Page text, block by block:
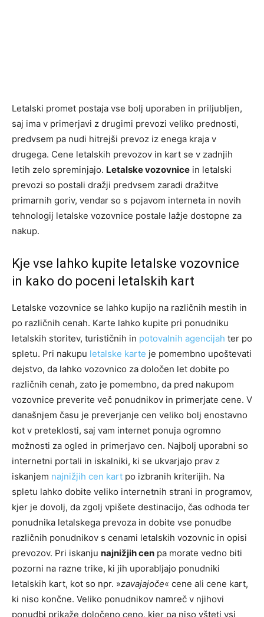
Letalski promet postaja vse bolj uporaben in priljubljen,
saj ima v primerjavi z drugimi prevozi veliko prednosti,
predvsem pa nudi hitrejši prevoz iz enega kraja v
drugega. Cene letalskih prevozov in kart se v zadnjih
letih zelo spreminjajo. Letalske vozovnice in letalski
prevozi so postali dražji predvsem zaradi dražitve
primarnih goriv, vendar so s pojavom interneta in novih
tehnologij letalske vozovnice postale lažje dostopne za
nakup.
Kje vse lahko kupite letalske vozovnice
in kako do poceni letalskih kart
Letalske vozovnice se lahko kupijo na različnih mestih in
po različnih cenah. Karte lahko kupite pri ponudniku
letalskih storitev, turističnih in potovalnih agencijah ter po
spletu. Pri nakupu letalske karte je pomembno upoštevati
dejstvo, da lahko vozovnico za določen let dobite po
različnih cenah, zato je pomembno, da pred nakupom
vozovnice preverite več ponudnikov in primerjate cene. V
današnjem času je preverjanje cen veliko bolj enostavno
kot v preteklosti, saj vam internet ponuja ogromno
možnosti za ogled in primerjavo cen. Najbolj uporabni so
internetni portali in iskalniki, ki se ukvarjajo prav z
iskanjem najnižjih cen kart po izbranih kriterijih. Na
spletu lahko dobite veliko internetnih strani in programov,
kjer je dovolj, da zgolj vpišete destinacijo, čas odhoda ter
ponudnika letalskega prevoza in dobite vse ponudbe
različnih ponudnikov s cenami letalskih vozovnic in opisi
prevozov. Pri iskanju najnižjih cen pa morate vedno biti
pozorni na razne trike, ki jih uporabljajo ponudniki
letalskih kart, kot so npr. »zavajajoče« cene ali cene kart,
ki niso končne. Veliko ponudnikov namreč v njihovi
ponudbi prikaže določeno ceno, kjer pa niso všteti vsi